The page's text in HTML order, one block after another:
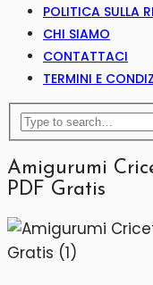
POLITICA SULLA
CHI SIAMO
CONTATTACI
TERMINI E
Amigurumi
PDF Gratis